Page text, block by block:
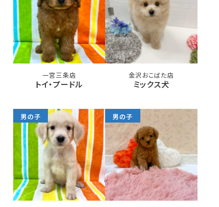
一宮三条店
トイ・プードル
金沢おこばた店
ミックス犬
男の子 男の子